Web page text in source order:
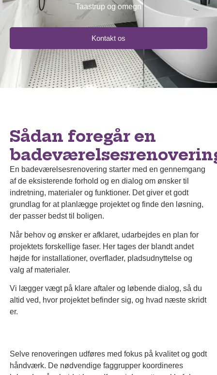
Taastrup og omegn
Kontakt os
Sådan foregår en
En badeværelsesrenovering starter med en gennemgang
af de eksisterende forhold og en dialog om ønsker til
indretning, materialer og funktioner. Det giver et godt
grundlag for at planlægge projektet og finde den løsning,
der passer bedst til boligen.
Når behov og ønsker er afklaret, udarbejdes en plan for
projektets forskellige faser. Her tages der blandt andet
højde for installationer, overflader, pladsudnyttelse og
valg af materialer.
Vi lægger vægt på klare aftaler og løbende dialog, så du
altid ved, hvor projektet befinder sig, og hvad næste skridt
er.
Selve renoveringen udføres med fokus på kvalitet og godt
håndværk. De nødvendige faggrupper koordineres